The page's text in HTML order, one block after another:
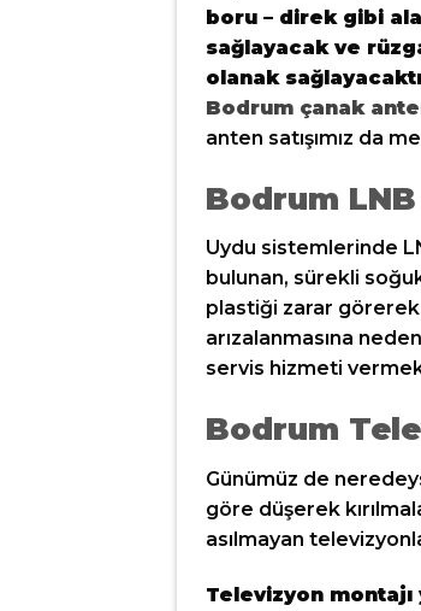
boru – direk gibi
sağlayacak ve
olanak
Bodrum çanak
anten satışımız da
Bodrum
Uydu sistemlerinde
bulunan, sürekli
plastiği zarar görerek
arızalanmasına
servis hizmeti
Bodrum
Günümüz de
göre düşerek
asılmayan
Televizyon